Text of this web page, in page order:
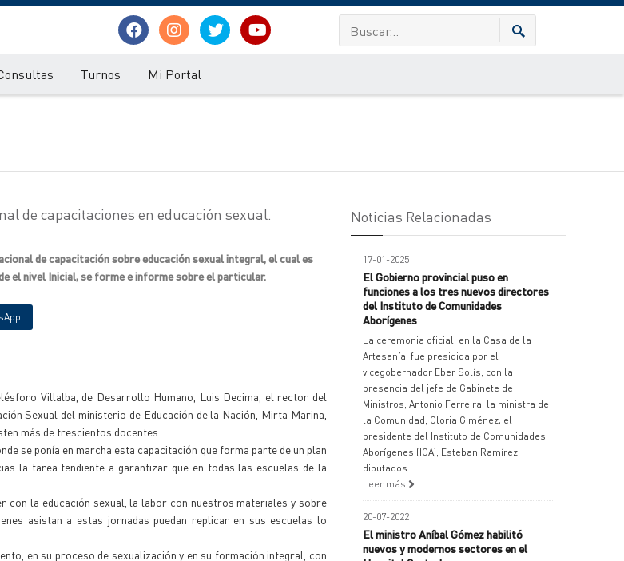
Turnos Mi Portal
de capacitaciones en educación sexual.
de capacitación sobre educación sexual integral, el cual es
el nivel Inicial, se forme e informe sobre el particular.
Villalba, de Desarrollo Humano, Luis Decima, el rector del
Sexual del ministerio de Educación de la Nación, Mirta Marina,
más de trescientos docentes.
se ponía en marcha esta capacitación que forma parte de un plan
la tarea tendiente a garantizar que en todas las escuelas de la
con la educación sexual, la labor con nuestros materiales y sobre
asistan a estas jornadas puedan replicar en sus escuelas lo
en su proceso de sexualización y en su formación integral, con
Noticias Relacionadas
17-01-2025
El Gobierno provincial puso en
funciones a los tres nuevos directores
del Instituto de Comunidades
Aborígenes
La ceremonia oficial, en la Casa de la
Artesanía, fue presidida por el
vicegobernador Eber Solís, con la
presencia del jefe de Gabinete de
Ministros, Antonio Ferreira; la ministra de
la Comunidad, Gloria Giménez; el
presidente del Instituto de Comunidades
Aborígenes (ICA), Esteban Ramírez;
diputados
Leer más
20-07-2022
El ministro Aníbal Gómez habilitó
nuevos y modernos sectores en el